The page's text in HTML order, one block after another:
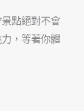
點絕對不會
，等著你體